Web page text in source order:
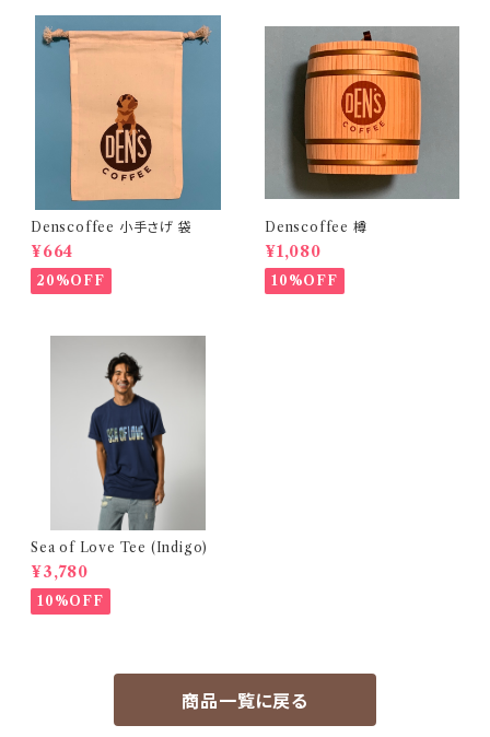
Denscoffee 小手さげ 袋
¥664
20%OFF
Denscoffee 樽
¥1,080
10%OFF
Sea of Love Tee (Indigo)
¥3,780
10%OFF
商品一覧に戻る